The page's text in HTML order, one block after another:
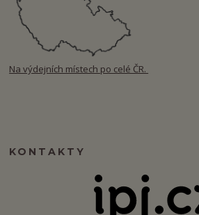
Na výdejních místech po celé ČR.
KONTAKTY